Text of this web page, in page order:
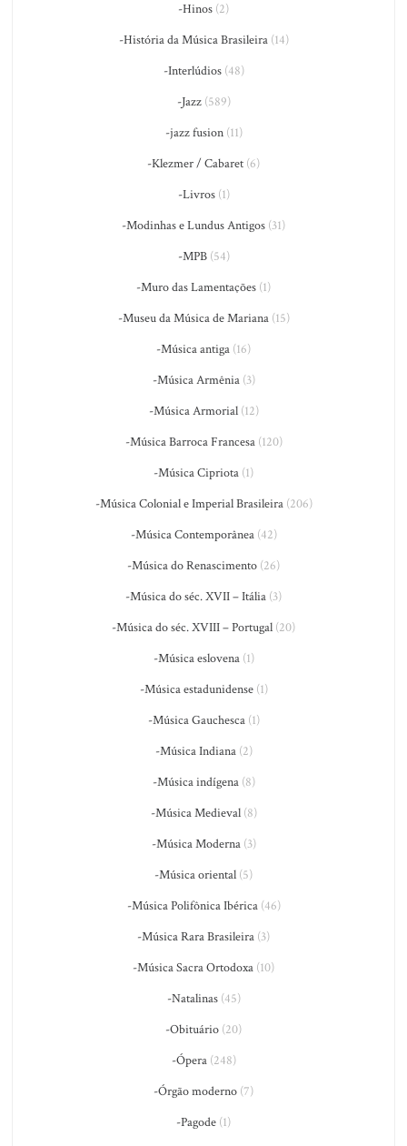
-Hinos (2)
-História da Música Brasileira(14)
-Interlúdios(48)
-Jazz(589)
-jazz fusion(11)
-Klezmer / Cabaret (6)
-Livros(1)
-Modinhas e Lundus Antigos (31)
-MPB(54)
-Muro das Lamentações (1)
-Museu da Música de Mariana(15)
-Música antiga (16)
-Música Armênia(3)
-Música Armorial(12)
-Música Barroca Francesa(120)
-Música Cipriota (1)
-Música Colonial e Imperial Brasileira(206)
-Música Contemporânea(42)
-Música do Renascimento (26)
-Música do séc. XVII – Itália (3)
-Música do séc. XVIII – Portugal (20)
-Música eslovena(1)
-Música estadunidense(1)
-Música Gauchesca(1)
-Música Indiana(2)
-Música indígena(8)
-Música Medieval(8)
-Música Moderna(3)
-Música oriental (5)
-Música Polifônica Ibérica(46)
-Música Rara Brasileira (3)
-Música Sacra Ortodoxa (10)
-Natalinas(45)
-Obituário (20)
-Ópera(248)
-Órgão moderno (7)
-Pagode (1)